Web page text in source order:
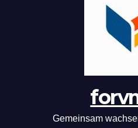
Gemeinsam